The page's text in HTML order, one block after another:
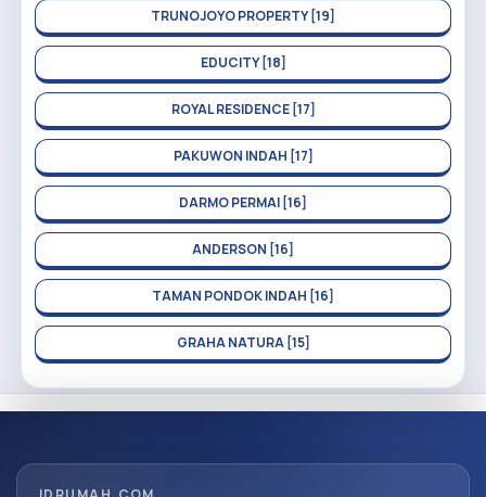
TRUNOJOYO PROPERTY [19]
EDUCITY [18]
ROYAL RESIDENCE [17]
PAKUWON INDAH [17]
DARMO PERMAI [16]
ANDERSON [16]
TAMAN PONDOK INDAH [16]
GRAHA NATURA [15]